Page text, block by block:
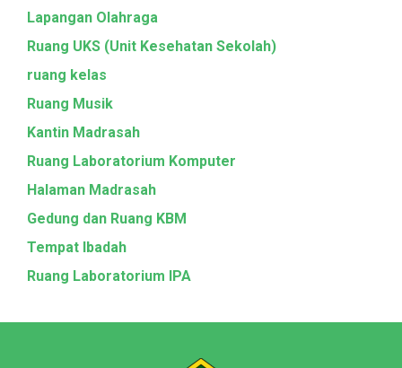
Lapangan Olahraga
Ruang UKS (Unit Kesehatan Sekolah)
ruang kelas
Ruang Musik
Kantin Madrasah
Ruang Laboratorium Komputer
Halaman Madrasah
Gedung dan Ruang KBM
Tempat Ibadah
Ruang Laboratorium IPA